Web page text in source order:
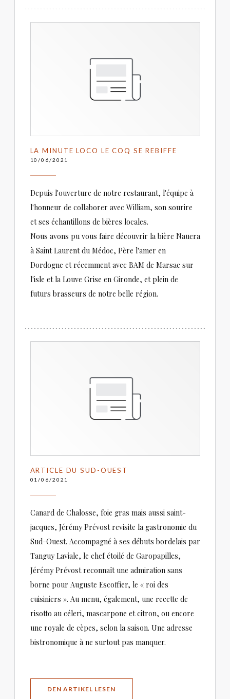
LA MINUTE LOCO LE COQ SE REBIFFE
10/06/2021
Depuis l'ouverture de notre restaurant, l'équipe à
l'honneur de collaborer avec William, son sourire
et ses échantillons de bières locales.
Nous avons pu vous faire découvrir la bière Nauera
à Saint Laurent du Médoc, Père l'amer en
Dordogne et récemment avec BAM de Marsac sur
l'isle et la Louve Grise en Gironde, et plein de
futurs brasseurs de notre belle région.
ARTICLE DU SUD-OUEST
01/06/2021
Canard de Chalosse, foie gras mais aussi saint-
jacques, Jérémy Prévost revisite la gastronomie du
Sud-Ouest. Accompagné à ses débuts bordelais par
Tanguy Laviale, le chef étoilé de Garopapilles,
Jérémy Prévost reconnaît une admiration sans
borne pour Auguste Escoffier, le « roi des
cuisiniers ». Au menu, également, une recette de
risotto au céleri, mascarpone et citron, ou encore
une royale de cèpes, selon la saison. Une adresse
bistronomique à ne surtout pas manquer.
DEN ARTIKEL LESEN